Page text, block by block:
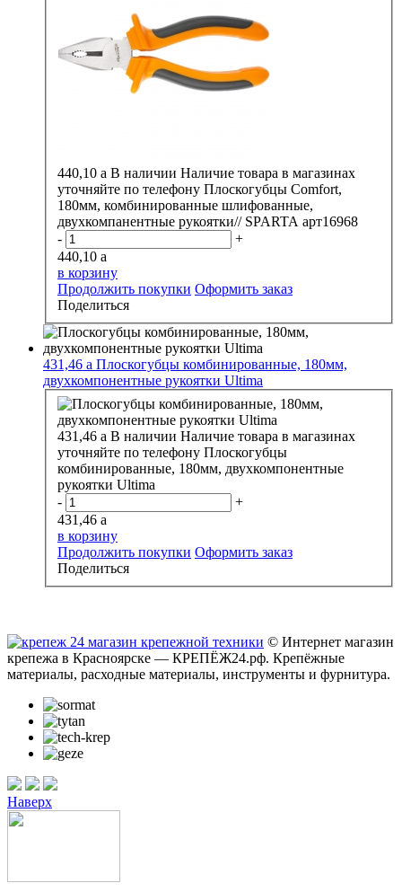
440,10 a В наличии Наличие товара в магазинах
уточняйте по телефону Плоскогубцы Comfort,
180мм, комбинированные шлифованные,
двухкомпанентные рукоятки// SPARTA арт16968
-
+
440,10 a
в корзину
Продолжить покупки Оформить заказ
Поделиться
431,46 a Плоскогубцы комбинированные, 180мм,
двухкомпонентные рукоятки Ultima
431,46 a В наличии Наличие товара в магазинах
уточняйте по телефону Плоскогубцы
комбинированные, 180мм, двухкомпонентные
рукоятки Ultima
-
+
431,46 a
в корзину
Продолжить покупки Оформить заказ
Поделиться
© Интернет магазин
крепежа в Красноярске — КРЕПЁЖ24.рф. Крепёжные
материалы, расходные материалы, инструменты и фурнитура.
Наверх